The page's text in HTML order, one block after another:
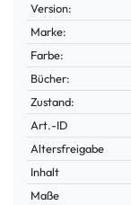
Version:
Marke:
Farbe:
Bücher:
Zustand:
Technisches
Merkmal
Wert
Art.-ID
Altersfreigabe
Inhalt
Maße